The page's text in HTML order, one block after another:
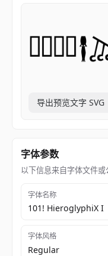
导出预览文字 SVG
字体参数
以下信息来自字体文件或
字体名称
101! HieroglyphiX I
字体风格
Regular